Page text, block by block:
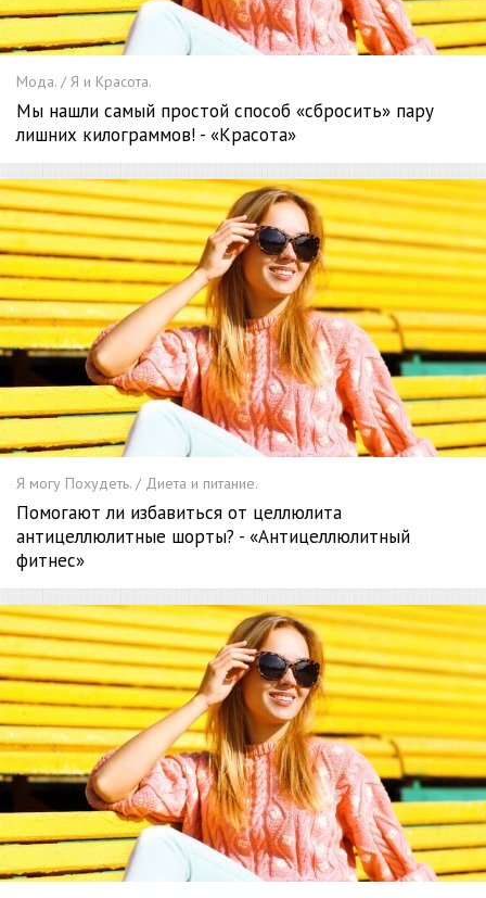
Мода. / Я и Красота.
Мы нашли самый простой способ «сбросить» пару
лишних килограммов! - «Красота»
Я могу Похудеть. / Диета и питание.
Помогают ли избавиться от целлюлита
антицеллюлитные шорты? - «Антицеллюлитный
фитнес»